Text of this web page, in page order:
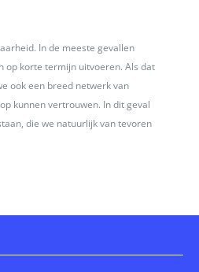
In de meeste gevallen
op korte termijn uitvoeren. Als dat
ook een breed netwerk van
kunnen vertrouwen. In dit geval
die we natuurlijk van tevoren